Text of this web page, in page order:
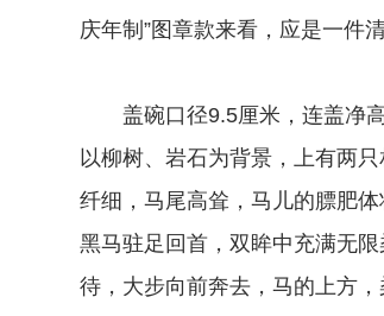
庆年制”图章款来看，应是一件
盖碗口径9.5厘米，连盖净高
以柳树、岩石为背景，上有两
纤细，马尾高耸，马儿的膘肥
黑马驻足回首，双眸中充满无
待，大步向前奔去，马的上方